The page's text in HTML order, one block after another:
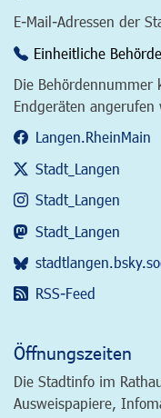
E-Mail-Adressen der
Einheitliche
Die Behördennummer
Endgeräten angerufen
Langen.RheinMain
Stadt_Langen
Stadt_Langen
Stadt_Langen
RSS-Feed
Öffnungszeiten
Die Stadtinfo im
Ausweispapiere,